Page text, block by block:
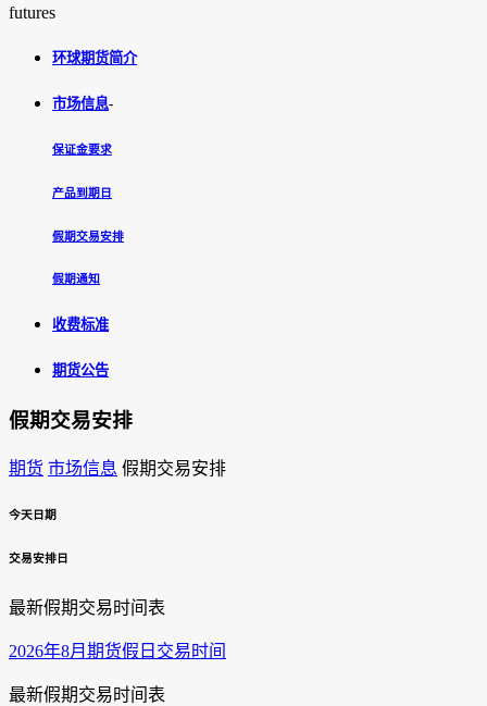
futures
环球期货简介
市场信息-
保证金要求
产品到期日
假期交易安排
假期通知
收费标准
期货公告
假期交易安排
期货 市场信息 假期交易安排
今天日期
交易安排日
最新假期交易时间表
2026年8月期货假日交易时间
最新假期交易时间表